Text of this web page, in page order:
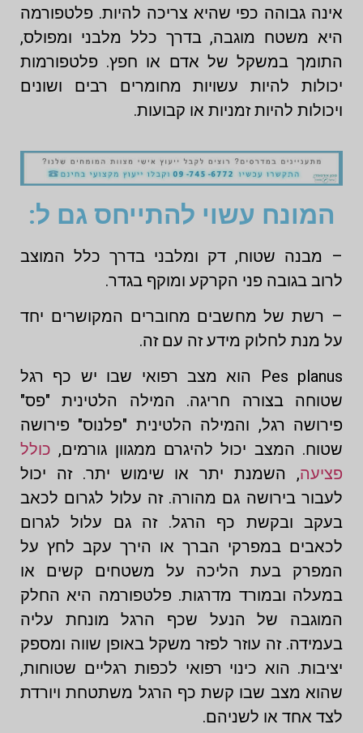
אינה גבוהה כפי שהיא צריכה להיות. פלטפורמה
היא משטח מוגבה, בדרך כלל מלבני ומפולס,
התומך במשקל של אדם או חפץ. פלטפורמות
יכולות להיות עשויות מחומרים רבים ושונים
ויכולות להיות זמניות או קבועות.
המונח עשוי להתייחס גם ל:
– מבנה שטוח, דק ומלבני בדרך כלל המוצב
לרוב בגובה פני הקרקע ומוקף בגדר.
– רשת של מחשבים מחוברים המקושרים יחד
על מנת לחלוק מידע זה עם זה.
Pes planus הוא מצב רפואי שבו יש כף רגל
שטוחה בצורה חריגה. המילה הלטינית "פס"
פירושה רגל, והמילה הלטינית "פלנוס" פירושה
שטוח. המצב יכול להיגרם ממגוון גורמים, כולל
פציעה, השמנת יתר או שימוש יתר. זה יכול
לעבור בירושה גם מהורה. זה עלול לגרום לכאב
בעקב ובקשת כף הרגל. זה גם עלול לגרום
לכאבים במפרקי הברך או הירך עקב לחץ על
המפרק בעת הליכה על משטחים קשים או
במעלה ובמורד מדרגות. פלטפורמה היא החלק
המוגבה של הנעל שכף הרגל מונחת עליה
בעמידה. זה עוזר לפזר משקל באופן שווה ומספק
יציבות. הוא כינוי רפואי לכפות רגליים שטוחות,
שהוא מצב שבו קשת כף הרגל משתטחת ויורדת
לצד אחד או לשניהם.